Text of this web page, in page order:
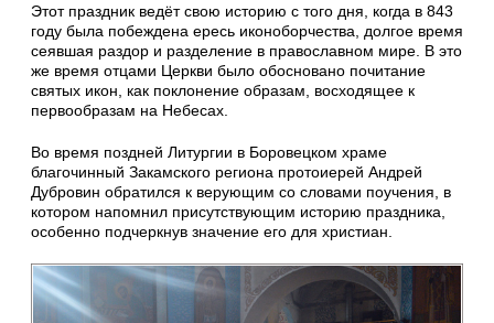
Этот праздник ведёт свою историю с того дня, когда в 843
году была побеждена ересь иконоборчества, долгое время
сеявшая раздор и разделение в православном мире. В это
же время отцами Церкви было обосновано почитание
святых икон, как поклонение образам, восходящее к
первообразам на Небесах.
Во время поздней Литургии в Боровецком храме
благочинный Закамского региона протоиерей Андрей
Дубровин обратился к верующим со словами поучения, в
котором напомнил присутствующим историю праздника,
особенно подчеркнув значение его для христиан.